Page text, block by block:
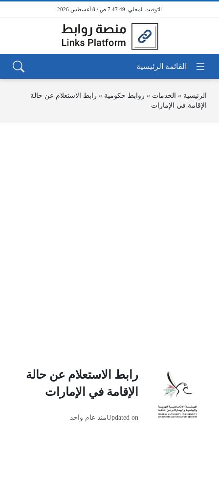
7:47:49 ص / 8 أغسطس 2026
الرئيسية » الخدمات » روابط حكومية » رابط الاستعلام عن حالة
الإقامة في الإمارات
رابط الاستعلام عن حالة
الإقامة في الإمارات
Updated onمنذ عام واحد